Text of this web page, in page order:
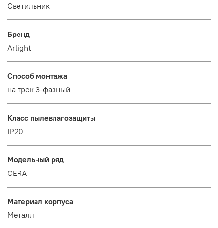
Светильник
Бренд
Arlight
Способ монтажа
на трек 3-фазный
Класс пылевлагозащиты
IP20
Модельный ряд
GERA
Материал корпуса
Металл